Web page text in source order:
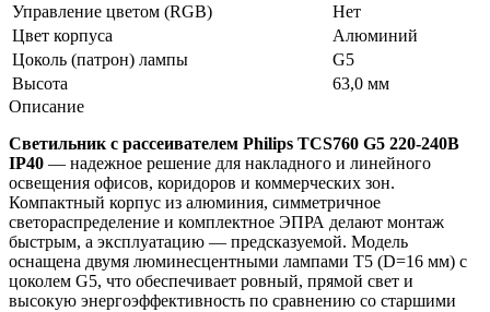
Управление цветом (RGB)
Нет
Цвет корпуса
Алюминий
Цоколь (патрон) лампы
G5
Высота
63,0 мм
Описание
Светильник с рассеивателем Philips TCS760 G5 220-240В
IP40 — надежное решение для накладного и линейного
освещения офисов, коридоров и коммерческих зон.
Компактный корпус из алюминия, симметричное
светораспределение и комплектное ЭПРА делают монтаж
быстрым, а эксплуатацию — предсказуемой. Модель
оснащена двумя люминесцентными лампами T5 (D=16 мм) с
цоколем G5, что обеспечивает ровный, прямой свет и
высокую энергоэффективность по сравнению со старшими